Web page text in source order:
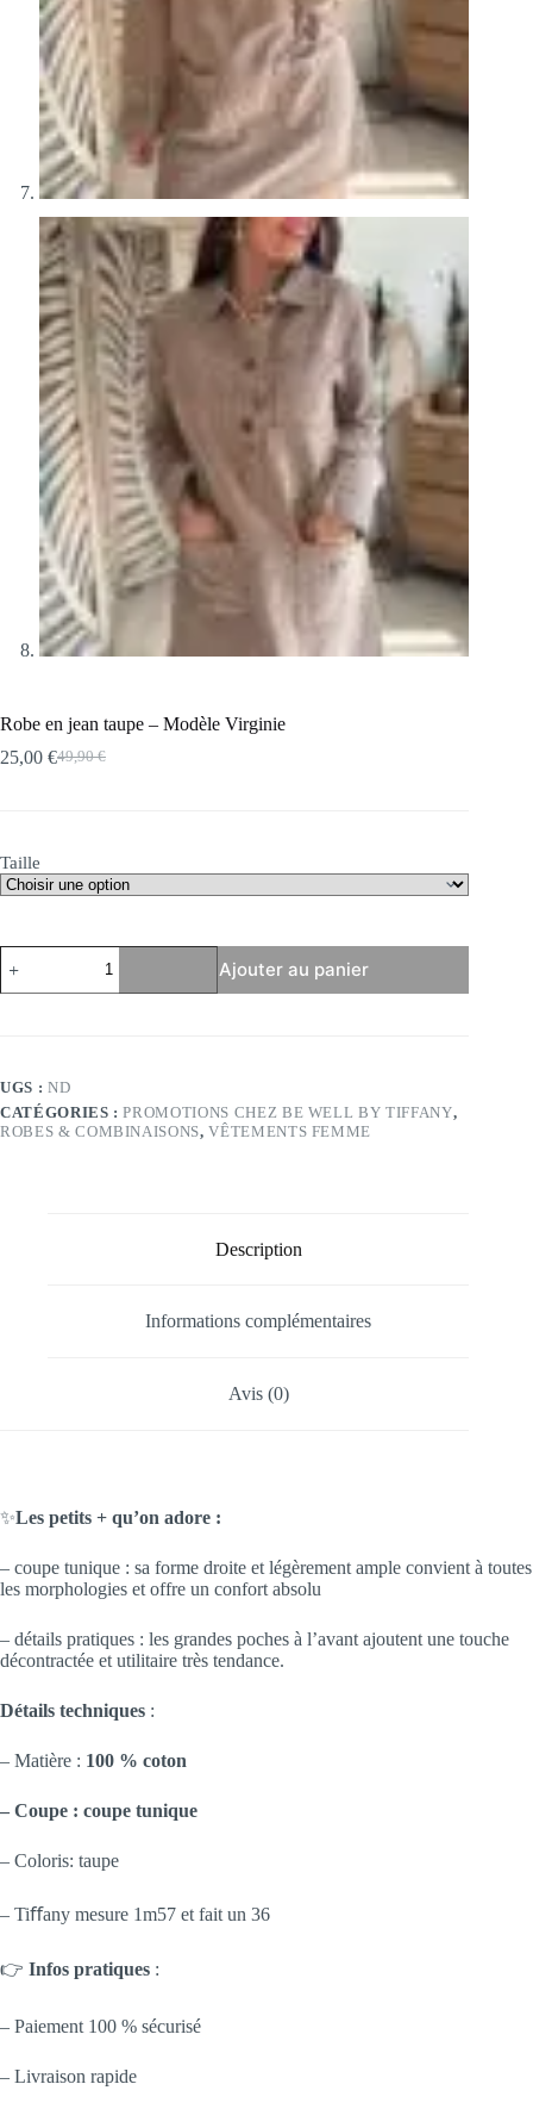
Robe en jean taupe – Modèle Virginie
49,90€
Le
25,00 €Le
Taille
de
Robe
Modèle
Virginie
Ajouter au panier
UGS : ND
CATÉGORIES :PROMOTIONS CHEZ BE WELL BY TIFFANY
,
ROBES & COMBINAISONS,VÊTEMENTS FEMME
Description
Informations complémentaires
Avis (0)
✨Les petits + qu’on adore :
– coupe tunique : sa forme droite et légèrement ample convient à toutes
les morphologies et offre un confort absolu
– détails pratiques : les grandes poches à l’avant ajoutent une touche
décontractée et utilitaire très tendance.
Détails techniques :
– Matière : 100 % coton
– Coupe : coupe tunique
– Coloris: taupe
– Tiﬀany mesure 1m57 et fait un 36
👉 Infos pratiques :
– Paiement 100 % sécurisé
– Livraison rapide